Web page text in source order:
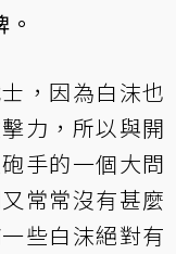
，因為白沫也
力，所以與開
手的一個大問
常常沒有甚麼
些白沫絕對有